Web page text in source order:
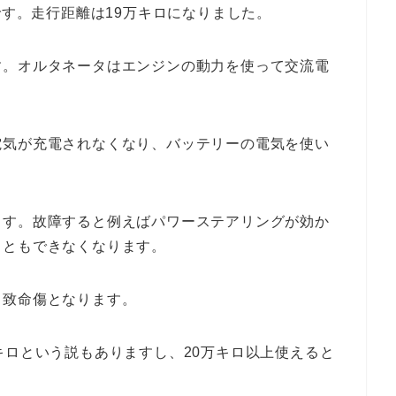
。走行距離は19万キロになりました。
オルタネータはエンジンの動力を使って交流電
が充電されなくなり、バッテリーの電気を使い
。故障すると例えばパワーステアリングが効か
もできなくなります。
命傷となります。
という説もありますし、20万キロ以上使えると